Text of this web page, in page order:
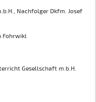
Nachfolger Dkfm. Josef
Fohrwikl
Gesellschaft m.b.H.